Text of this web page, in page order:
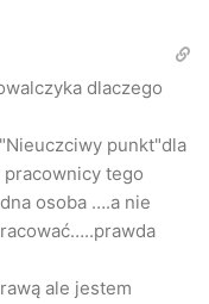
dlaczego
punkt"dla
tego
osoba ….a nie
ale jestem